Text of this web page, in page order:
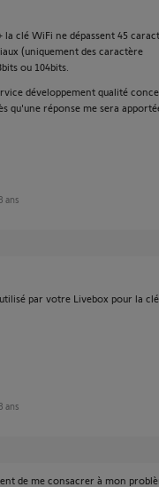
la clé WiFi ne dépassent 45
(uniquement des caractère
ou 104bits.
développement qualité
qu'une réponse me sera
ans
par votre Livebox pour la
ans
de me consacrer à mon